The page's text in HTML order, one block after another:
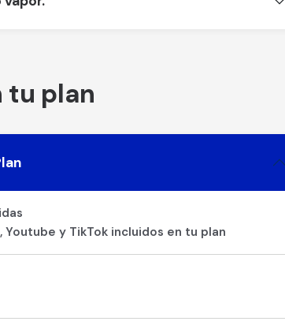
tu plan
Youtube y TikTok incluidos en tu plan